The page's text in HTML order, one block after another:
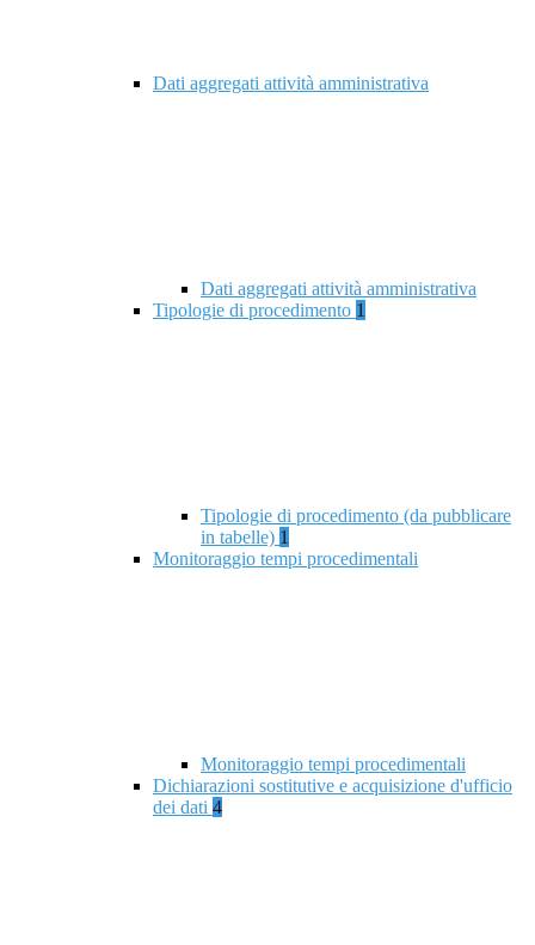
Dati aggregati attività amministrativa
Dati aggregati attività amministrativa
Tipologie di procedimento 1
Tipologie di procedimento (da pubblicare
in tabelle) 1
Monitoraggio tempi procedimentali
Monitoraggio tempi procedimentali
Dichiarazioni sostitutive e acquisizione d'ufficio
dei dati 4